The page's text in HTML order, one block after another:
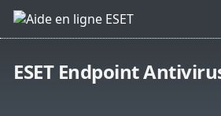
ESET Endpoint